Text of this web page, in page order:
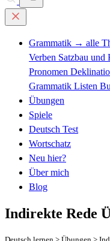
Grammatik → alle
Verben Satzbau und
Pronomen
Grammatik Listen
Übungen
Spiele
Deutsch Test
Wortschatz
Neu hier?
Über mich
Blog
Indirekte Rede